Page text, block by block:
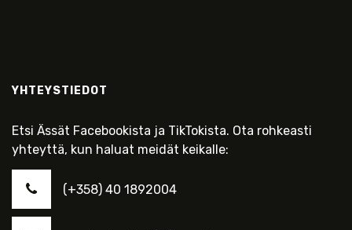
YHTEYSTIEDOT
Etsi Ässät Facebookista ja TikTokista. Ota rohkeasti
yhteyttä, kun haluat meidät keikalle:
(+358) 40 1892004